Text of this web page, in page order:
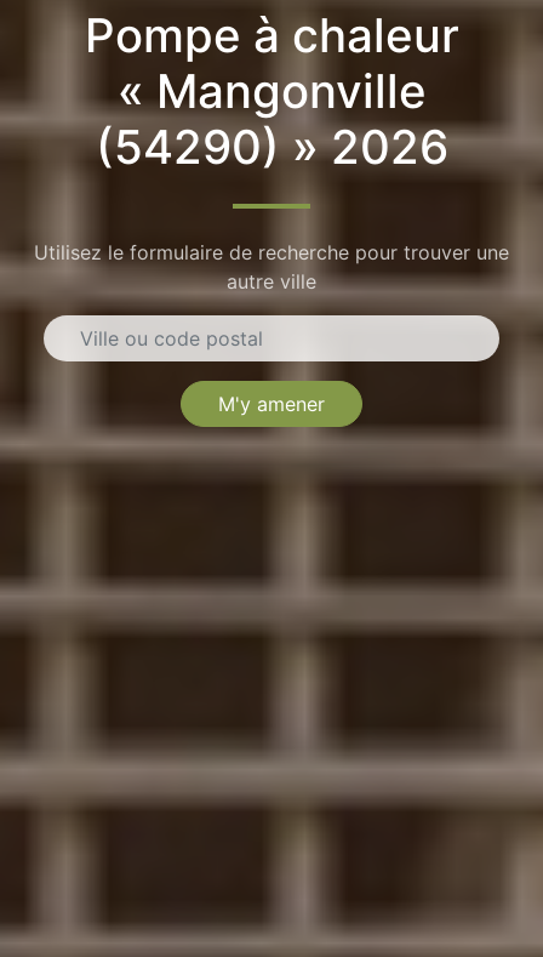
Pompe à chaleur
« Mangonville
(54290) » 2026
Utilisez le formulaire de recherche pour trouver une
autre ville
M'y amener